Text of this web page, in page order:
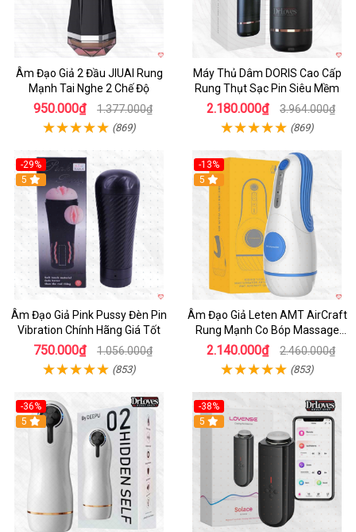
Âm Đạo Giả 2 Đầu JIUAI Rung
Mạnh Tai Nghe 2 Chế Độ
950.000₫ 1.377.000₫
(869)
Máy Thủ Dâm DORIS Cao Cấp
Rung Thụt Sạc Pin Siêu Mềm
2.180.000₫ 3.964.000₫
(869)
-29%
5
Âm Đạo Giả Pink Pussy Đèn Pin
Vibration Chính Hãng Giá Tốt
750.000₫ 1.056.000₫
(853)
-13%
5
Âm Đạo Giả Leten AMT AirCraft
Rung Mạnh Co Bóp Massage
Êm Ái
2.140.000₫ 2.460.000₫
(853)
-36%
Hot
5
-38%
Hot
5